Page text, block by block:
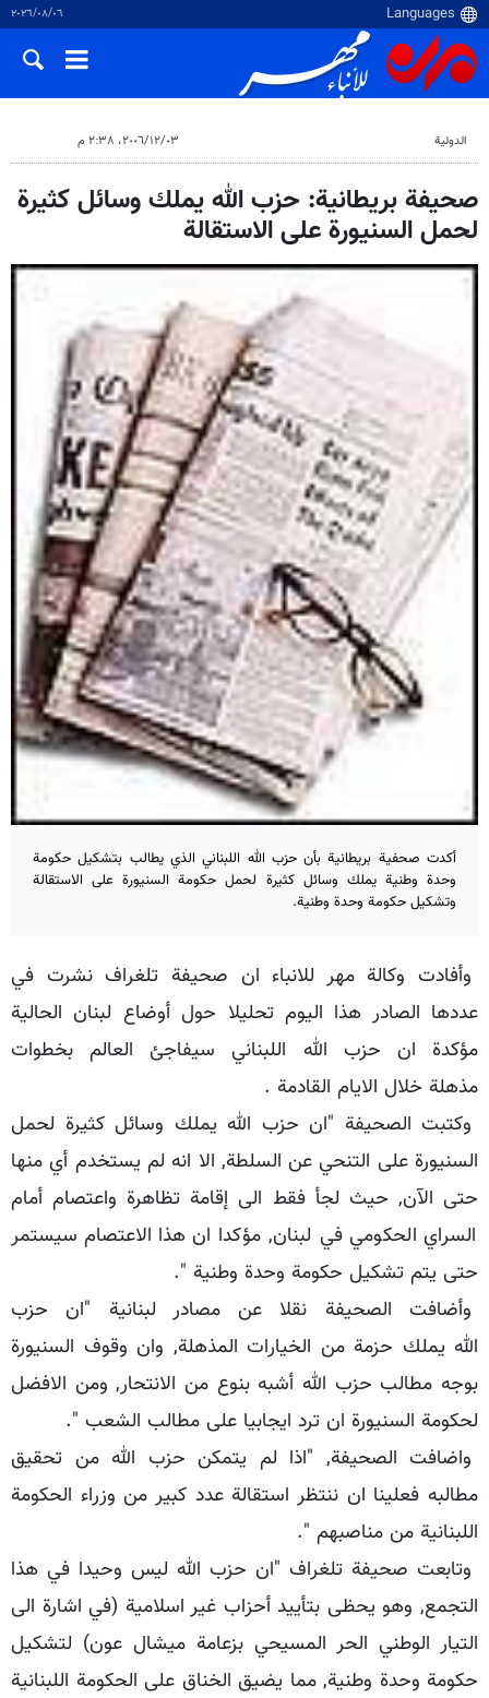
٠٦‏/٠٨‏/٢٠٢٦
الدولية ٠٣‏/١٢‏/٢٠٠٦، ٢:٣٨ م
صحيفة بريطانية: حزب الله يملك وسائل كثيرة
لحمل السنيورة على الاستقالة
أكدت صحفية بريطانية بأن حزب الله اللبناني الذي يطالب بتشكيل حكومة
وحدة وطنية يملك وسائل كثيرة لحمل حكومة السنيورة على الاستقالة
وتشكيل حكومة وحدة وطنية.
وأفادت وكالة مهر للانباء ان صحيفة تلغراف نشرت في
عددها الصادر هذا اليوم تحليلا حول أوضاع لبنان الحالية
مؤكدة ان حزب الله اللبناني سيفاجئ العالم بخطوات
مذهلة خلال الايام القادمة .
وكتبت الصحيفة "ان حزب الله يملك وسائل كثيرة لحمل
السنيورة على التنحي عن السلطة, الا انه لم يستخدم أي منها
حتى الآن, حيث لجأ فقط الى إقامة تظاهرة واعتصام أمام
السراي الحكومي في لبنان, مؤكدا ان هذا الاعتصام سيستمر
حتى يتم تشكيل حكومة وحدة وطنية ".
وأضافت الصحيفة نقلا عن مصادر لبنانية "ان حزب
الله يملك حزمة من الخيارات المذهلة, وان وقوف السنيورة
بوجه مطالب حزب الله أشبه بنوع من الانتحار, ومن الافضل
لحكومة السنيورة ان ترد ايجابيا على مطالب الشعب ".
واضافت الصحيفة, "اذا لم يتمكن حزب الله من تحقيق
مطالبه فعلينا ان ننتظر استقالة عدد كبير من وزراء الحكومة
اللبنانية من مناصبهم ".
وتابعت صحيفة تلغراف "ان حزب الله ليس وحيدا في هذا
التجمع, وهو يحظى بتأييد أحزاب غير اسلامية (في اشارة الى
التيار الوطني الحر المسيحي بزعامة ميشال عون) لتشكيل
حكومة وحدة وطنية, مما يضيق الخناق على الحكومة اللبنانية